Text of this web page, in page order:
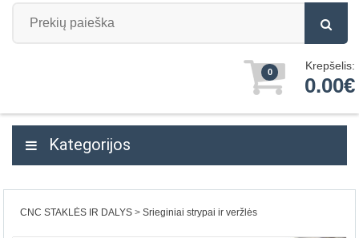
0 Krepšelis:
0.00€
Kategorijos
CNC STAKLĖS IR DALYS Srieginiai strypai ir veržlės